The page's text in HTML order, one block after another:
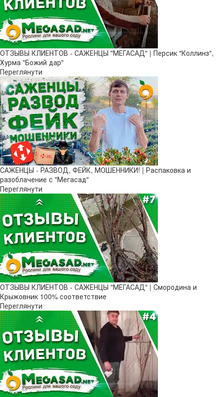
ОТЗЫВЫ КЛИЕНТОВ - САЖЕНЦЫ "МЕГАСАД" | Персик "Коллинз",
Хурма "Божий дар"
Переглянути
САЖЕНЦЫ - РАЗВОД, ФЕЙК, МОШЕННИКИ! | Распаковка и
разоблачение с "Мегасад"
Переглянути
ОТЗЫВЫ КЛИЕНТОВ - САЖЕНЦЫ "МЕГАСАД" | Смородина и
Крыжовник 100% соответствие
Переглянути